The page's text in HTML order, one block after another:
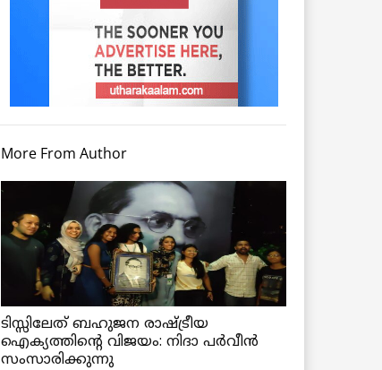
More From Author
ടിസ്സിലേത് ബഹുജന രാഷ്ട്രീയ
ഐക്യത്തിന്റെ വിജയം: നിദാ പർവീൻ
സംസാരിക്കുന്നു